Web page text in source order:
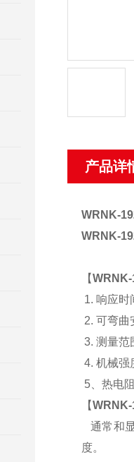
产品详
WRNK-
WRNK-
【WRNK-
1. 响应时
2. 可弯曲
3. 测量范
4. 机械强
5、热电
【WRNK-
通常和
度。